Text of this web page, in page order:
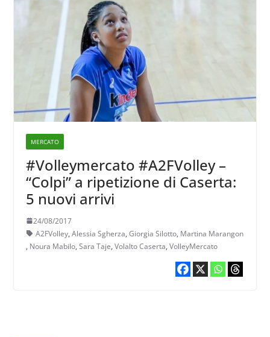
MERCATO
#Volleymercato #A2FVolley –
“Colpi” a ripetizione di Caserta:
5 nuovi arrivi
24/08/2017
A2FVolley, Alessia Sgherza, Giorgia Silotto, Martina Marangon
, Noura Mabilo, Sara Taje, Volalto Caserta, VolleyMercato